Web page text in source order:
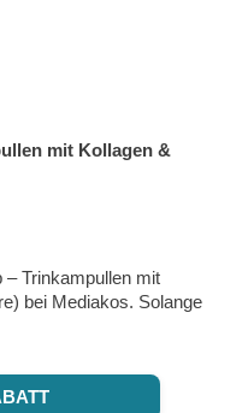
mit Kollagen &
Trinkampullen mit
bei Mediakos. Solange